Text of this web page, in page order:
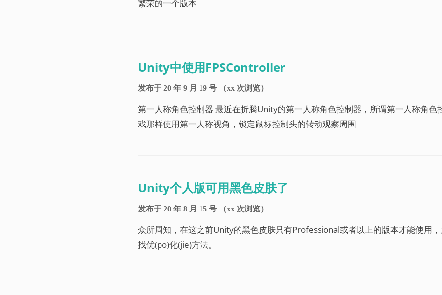
繁荣的一个版本
Unity中使用FPSController
发布于 20 年 9 月 19 号 （xx 次浏览）
第一人称角色控制器 最近在折腾Unity的第一人称角色控制器，所谓第一人称角色
戏那样使用第一人称视角，锁定鼠标控制头的转动观察周围
Unity个人版可用黑色皮肤了
发布于 20 年 8 月 15 号 （xx 次浏览）
众所周知，在这之前Unity的黑色皮肤只有Professional或者以上的版本才能使用
找优(po)化(jie)方法。